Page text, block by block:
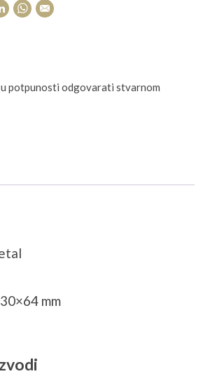
potpunosti odgovarati stvarnom
mm